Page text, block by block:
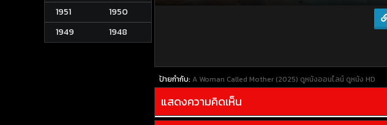
1951
1950
1949
1948
ป้ายกำกับ: A Woman Called Mother (2025) ดูหนังออนไลน์ ดูหนัง HD
แสดงความคิดเห็น